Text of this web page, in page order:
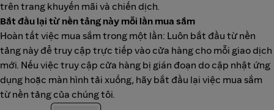
trên trang khuyến mãi và chiến dịch.
Bắt đầu lại từ nền tảng này mỗi lần mua sắm
Hoàn tất việc mua sắm trong một lần: Luôn bắt đầu từ nền
tảng này để truy cập trực tiếp vào cửa hàng cho mỗi giao dịch
mới. Nếu việc truy cập cửa hàng bị gián đoạn do cập nhật ứng
dụng hoặc màn hình tải xuống, hãy bắt đầu lại việc mua sắm
từ nền tảng của chúng tôi.